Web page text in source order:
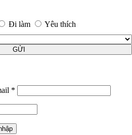
Đi làm Yêu thích
GỬI
*